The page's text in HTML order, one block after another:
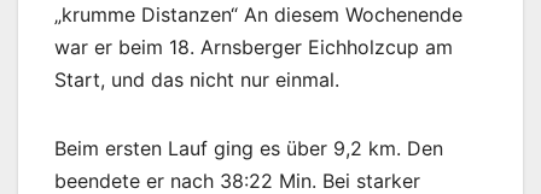
„krumme Distanzen“ An diesem Wochenende
war er beim 18. Arnsberger Eichholzcup am
Start, und das nicht nur einmal.
Beim ersten Lauf ging es über 9,2 km. Den
beendete er nach 38:22 Min. Bei starker